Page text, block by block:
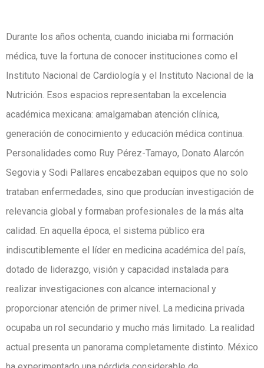
Durante los años ochenta, cuando iniciaba mi formación
médica, tuve la fortuna de conocer instituciones como el
Instituto Nacional de Cardiología y el Instituto Nacional de la
Nutrición. Esos espacios representaban la excelencia
académica mexicana: amalgamaban atención clínica,
generación de conocimiento y educación médica continua.
Personalidades como Ruy Pérez-Tamayo, Donato Alarcón
Segovia y Sodi Pallares encabezaban equipos que no solo
trataban enfermedades, sino que producían investigación de
relevancia global y formaban profesionales de la más alta
calidad. En aquella época, el sistema público era
indiscutiblemente el líder en medicina académica del país,
dotado de liderazgo, visión y capacidad instalada para
realizar investigaciones con alcance internacional y
proporcionar atención de primer nivel. La medicina privada
ocupaba un rol secundario y mucho más limitado. La realidad
actual presenta un panorama completamente distinto. México